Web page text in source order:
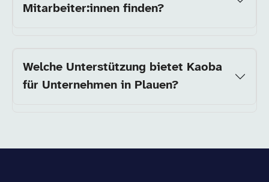
Mitarbeiter:innen finden?
Welche Unterstützung bietet Kaoba
für Unternehmen in Plauen?